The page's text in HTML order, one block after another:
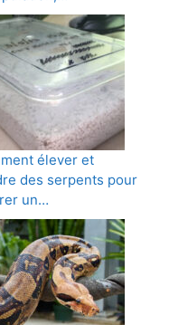
élever et
des serpents pour
un…